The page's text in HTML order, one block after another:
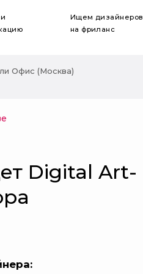
Ищем дизайнеров
на фриланс
Офис (Москва)
Digital Art-